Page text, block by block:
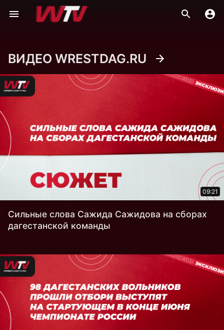
ВИДЕО WRESTDAG.RU
09:21
Сильные слова Сажида Сажидова на сборах
дагестанской команды